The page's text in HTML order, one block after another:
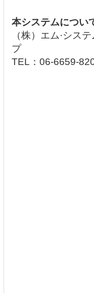
本システムについ
（株）エム·シ
プ
TEL：06-6659-